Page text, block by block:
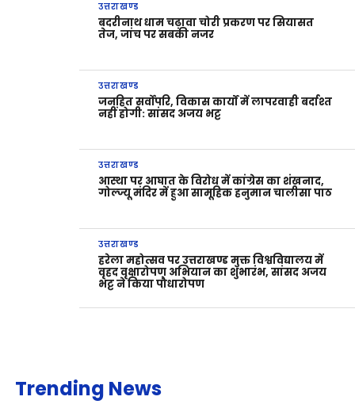
उत्तराखण्ड
बदरीनाथ धाम चढ़ावा चोरी प्रकरण पर सियासत
तेज, जांच पर सबकी नजर
उत्तराखण्ड
जनहित सर्वोपरि, विकास कार्यों में लापरवाही बर्दाश्त
नहीं होगी: सांसद अजय भट्ट
उत्तराखण्ड
आस्था पर आघात के विरोध में कांग्रेस का शंखनाद,
गोल्ज्यू मंदिर में हुआ सामूहिक हनुमान चालीसा पाठ
उत्तराखण्ड
हरेला महोत्सव पर उत्तराखण्ड मुक्त विश्वविद्यालय में
वृहद वृक्षारोपण अभियान का शुभारंभ, सांसद अजय
भट्ट ने किया पौधारोपण
Trending News